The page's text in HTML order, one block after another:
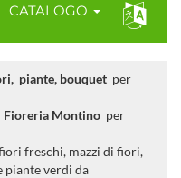
CATALOGO
piante, bouquet per
Fioreria Montino per
freschi, mazzi di fiori,
piante verdi da